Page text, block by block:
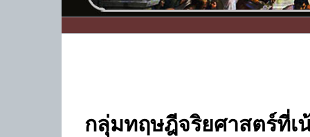
กลุ่มทฤษฎีจริยศาสตร์ที่เ